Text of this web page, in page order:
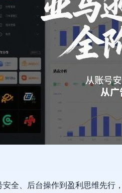
安全、后台操作到盈利思维先